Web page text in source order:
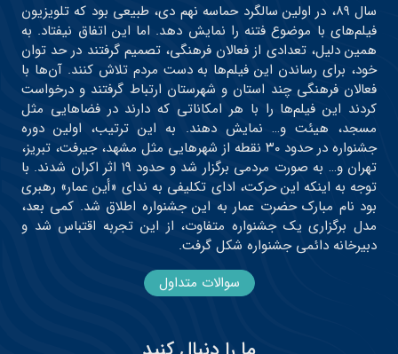
سال ۸۹، در اولین سالگرد حماسه نهم دی، طبیعی بود که تلویزیون
فیلم‌های با موضوع فتنه را نمایش دهد. اما این اتفاق نیفتاد. به
همین دلیل، تعدادی از فعالان فرهنگی، تصمیم گرفتند در حد توان
خود، برای رساندن این فیلم‌ها به دست مردم تلاش کنند. آن‌ها با
فعالان فرهنگی چند استان و شهرستان ارتباط گرفتند و درخواست
کردند این فیلم‌ها را با هر امکاناتی که دارند در فضاهایی مثل
مسجد، هیئت و… نمایش دهند. به این ترتیب، اولین دوره
جشنواره در حدود ۳۰ نقطه از شهرهایی مثل مشهد، جیرفت، تبریز،
تهران و… به صورت مردمی برگزار شد و حدود ۱۹ اثر اکران شدند. با
توجه به اینکه این حرکت، ادای تکلیفی به ندای «أین عمار» رهبری
بود نام مبارک حضرت عمار به این جشنواره اطلاق شد. کمی بعد،
مدل برگزاری یک جشنواره متفاوت، از این تجربه اقتباس شد و
دبیرخانه دائمی جشنواره شکل گرفت.
سوالات متداول